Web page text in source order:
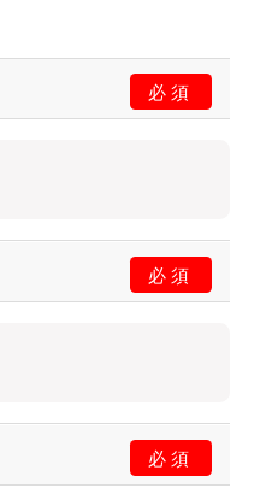
必須
必須
必須